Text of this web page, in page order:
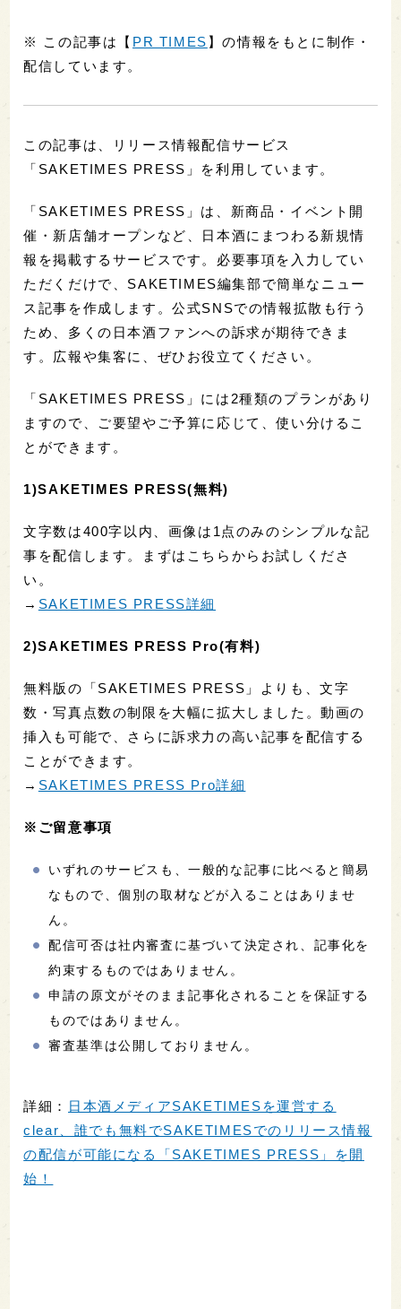
※ この記事は【 PR TIMES 】の情報をもとに制作・
配信しています。
この記事は、リリース情報配信サービス
「SAKETIMES PRESS」を利用しています。
「SAKETIMES PRESS」は、新商品・イベント開
催・新店舗オープンなど、日本酒にまつわる新規情
報を掲載するサービスです。必要事項を入力してい
ただくだけで、SAKETIMES編集部で簡単なニュー
ス記事を作成します。公式SNSでの情報拡散も行う
ため、多くの日本酒ファンへの訴求が期待できま
す。広報や集客に、ぜひお役立てください。
「SAKETIMES PRESS」には2種類のプランがあり
ますので、ご要望やご予算に応じて、使い分けるこ
とができます。
1)SAKETIMES PRESS(無料)
文字数は400字以内、画像は1点のみのシンプルな記
事を配信します。まずはこちらからお試しくださ
い。
→ SAKETIMES PRESS詳細
2)SAKETIMES PRESS Pro(有料)
無料版の「SAKETIMES PRESS」よりも、文字
数・写真点数の制限を大幅に拡大しました。動画の
挿入も可能で、さらに訴求力の高い記事を配信する
ことができます。
→ SAKETIMES PRESS Pro詳細
※ご留意事項
いずれのサービスも、一般的な記事に比べると簡易
なもので、個別の取材などが入ることはありませ
ん。
配信可否は社内審査に基づいて決定され、記事化を
約束するものではありません。
申請の原文がそのまま記事化されることを保証する
ものではありません。
審査基準は公開しておりません。
詳細：
日本酒メディアSAKETIMESを運営する
clear、誰でも無料でSAKETIMESでのリリース情報
の配信が可能になる「SAKETIMES PRESS」を開
始！